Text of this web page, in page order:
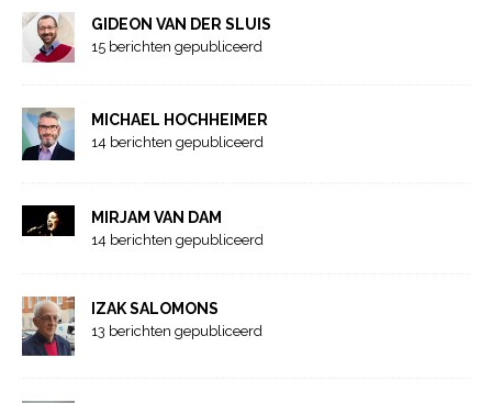
GIDEON VAN DER SLUIS
15 berichten gepubliceerd
MICHAEL HOCHHEIMER
14 berichten gepubliceerd
MIRJAM VAN DAM
14 berichten gepubliceerd
IZAK SALOMONS
13 berichten gepubliceerd